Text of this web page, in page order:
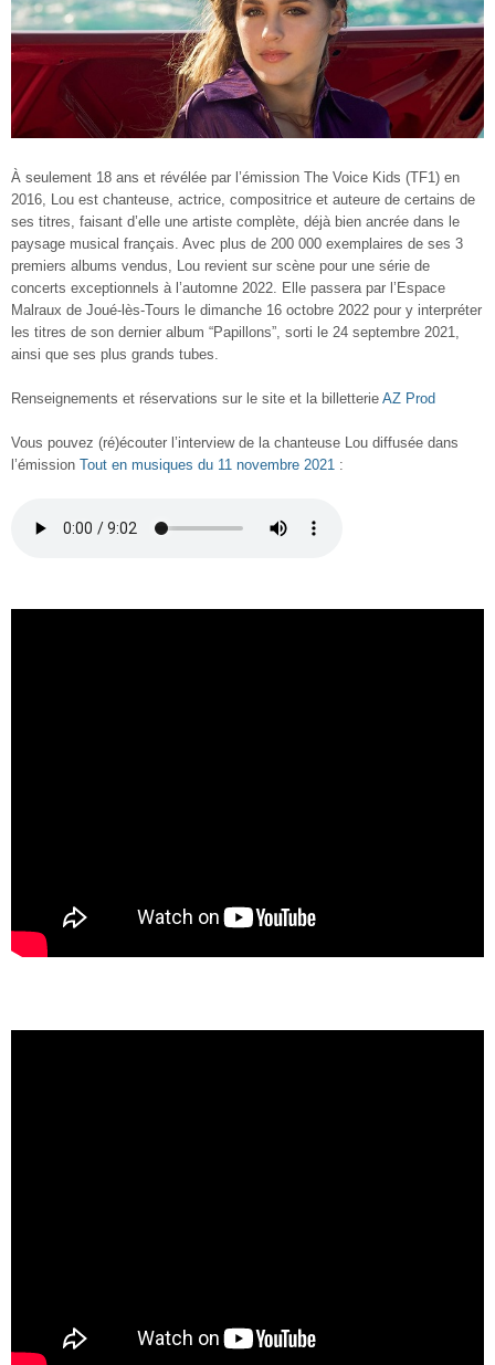
À seulement 18 ans et révélée par l’émission The Voice Kids (TF1) en
2016, Lou est chanteuse, actrice, compositrice et auteure de certains de
ses titres, faisant d’elle une artiste complète, déjà bien ancrée dans le
paysage musical français. Avec plus de 200 000 exemplaires de ses 3
premiers albums vendus, Lou revient sur scène pour une série de
concerts exceptionnels à l’automne 2022. Elle passera par l’Espace
Malraux de Joué-lès-Tours le dimanche 16 octobre 2022 pour y interpréter
les titres de son dernier album “Papillons”, sorti le 24 septembre 2021,
ainsi que ses plus grands tubes.
Renseignements et réservations sur le site et la billetterie AZ Prod
Vous pouvez (ré)écouter l’interview de la chanteuse Lou diffusée dans
l’émission Tout en musiques du 11 novembre 2021 :